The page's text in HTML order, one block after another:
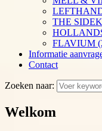
THE
FLAVIUM
Informatie
Contact
Zoeken naar:
Welkom